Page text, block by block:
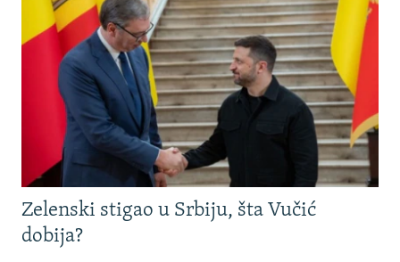
Zelenski stigao u Srbiju, šta Vučić
dobija?